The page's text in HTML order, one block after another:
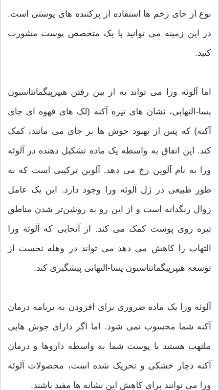
نوع از جای زخم ها استفاده از پرکننده های پوستی است.
در این زمینه می توانید با یک متخصص پوست مشورت
کنید.
اما آلوئه ورا می تواند به از بین رفتن هیپرپیگمانتاسیون
پسا-التهابی، نشان های تیره آکنه (لک های قهوه ای جای
آکنه) که پس از بهبود جوش ها بر جای می مانند، کمک
کند. این اتفاق به واسطه یک ماده تشکیل دهنده در آلوئه
ورا به نام آلوین رخ می دهد. آلوین ترکیبی است که به
طور طبیعی در ژل آلوئه ورا وجود دارد. این یک عامل
زوال رنگدانه است و از این رو به روشن‌تر شدن مناطق
تیره روی پوست کمک می کند. از آنجایی که آلوئه ورا
التهاب را کاهش می دهد می تواند در وهله نخست از
توسعه هیپرپیگمانتاسیون پسا-التهابی پیشگیری کند.
آلوئه ورا یک ماده ضروری برای افزودن به برنامه درمان
آکنه شما محسوب نمی شود. اما اگر دارای جوش هایی
ملتهب هستید یا پوست شما به واسطه داروها و درمان
آکنه دچار خشکی و تحریک شده است، محصولات آلوئه
ورا می توانند برای کاهش این نشانه ها مفید باشند.